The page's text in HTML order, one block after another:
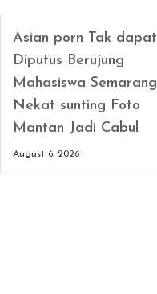
Asian porn Tak dapat
Diputus Berujung
Mahasiswa Semarang
Nekat sunting Foto
Mantan Jadi Cabul
August 6, 2026